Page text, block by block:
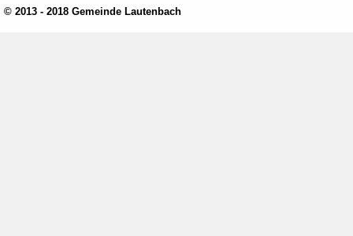
© 2013 - 2018 Gemeinde Lautenbach